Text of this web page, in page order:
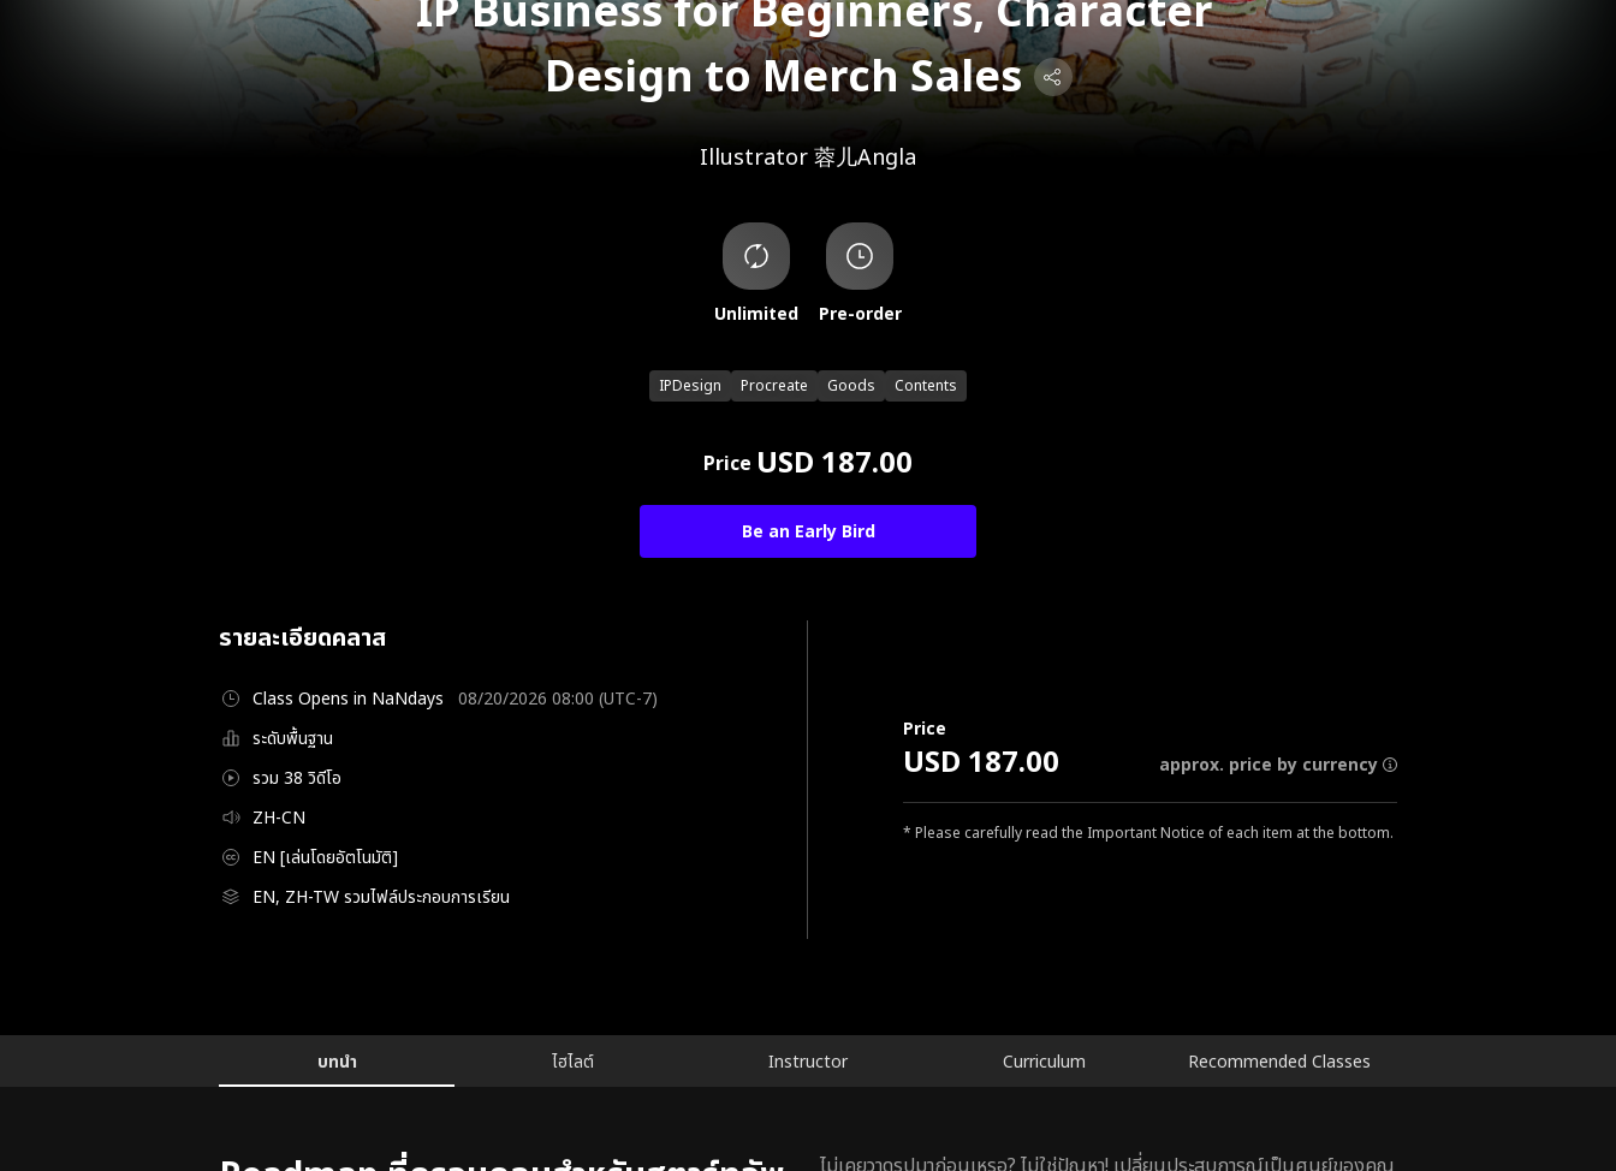
IP Business for Beginners, Character
Design to Merch Sales
Illustrator蓉儿Angla
Unlimited Pre-order
IPDesign Procreate Goods Contents
Price USD 187.00
Be an Early Bird
รายละเอียดคลาส
Class Opens in NaNdays
08/20/2026 08:00 (UTC-7)
ระดับพื้นฐาน
รวม 38 วิดีโอ
ZH-CN
EN [เล่นโดยอัตโนมัติ]
EN, ZH-TW รวมไฟล์ประกอบการเรียน
Price
USD 187.00 approx. price by currency
* Please carefully read the Important Notice of each item at the bottom.
Configuration Information Shortcuts
บทนำ ไฮไลต์ Instructor Curriculum
Recommended Classes